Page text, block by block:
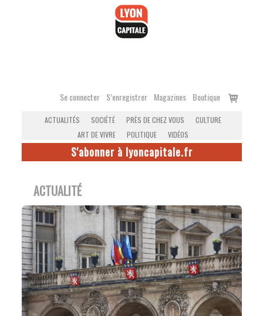
Se connecter S’enregistrer Magazines Boutique
Voir
ACTUALITÉS SOCIÉTÉ PRÈS DE CHEZ VOUS
CULTURE
ART DE VIVRE
POLITIQUE VIDÉOS
S'abonner à lyoncapitale.fr
ACTUALITÉ